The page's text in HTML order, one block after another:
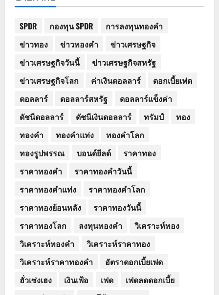
SPDR กองทุน SPDR
การลงทุนทองคำ
ข่าวทอง
ข่าวทองคำ
ข่าวเศรษฐกิจ
ข่าวเศรษฐกิจวันนี้
ข่าวเศรษฐกิจสหรัฐ
ข่าวเศรษฐกิจโลก
ค่าเงินดอลลาร์
ดอกเบี้ยเฟด
ดอลลาร์
ดอลลาร์สหรัฐ
ดอลลาร์แข็งค่า
ดัชนีดอลลาร์
ดัชนีเงินดอลลาร์ ทรัมป์
ทอง
ทองคำ
ทองคำแท่ง
ทองคำโลก
ทองรูปพรรณ
บอนด์ยีลด์
ราคาทอง
ราคาทองคำ
ราคาทองคำวันนี้
ราคาทองคำแท่ง
ราคาทองคำโลก
ราคาทองย้อนหลัง
ราคาทองวันนี้
ราคาทองโลก
ลงทุนทองคำ
วิเคราะห์ทอง
วิเคราะห์ทองคำ
วิเคราะห์ราคาทอง
วิเคราะห์ราคาทองคำ
อัตราดอกเบี้ยเฟด
ฮั่วเซ่งเฮง
เงินเฟ้อ เฟด
เฟดลดดอกเบี้ย